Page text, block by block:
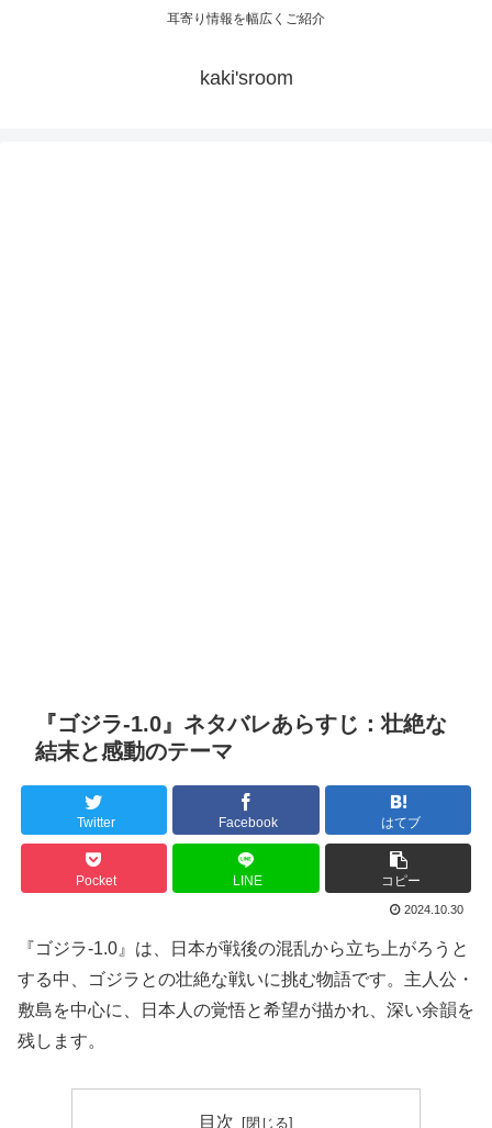
耳寄り情報を幅広くご紹介
kaki'sroom
『ゴジラ-1.0』ネタバレあらすじ：壮絶な
結末と感動のテーマ
Twitter Facebook はてブ
Pocket LINE コピー
2024.10.30
『ゴジラ-1.0』は、日本が戦後の混乱から立ち上がろうと
する中、ゴジラとの壮絶な戦いに挑む物語です。主人公・
敷島を中心に、日本人の覚悟と希望が描かれ、深い余韻を
残します。
目次